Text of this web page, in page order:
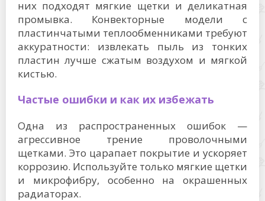
них подходят мягкие щетки и деликатная
промывка. Конвекторные модели с
пластинчатыми теплообменниками требуют
аккуратности: извлекать пыль из тонких
пластин лучше сжатым воздухом и мягкой
кистью.
Частые ошибки и как их избежать
Одна из распространенных ошибок —
агрессивное трение проволочными
щетками. Это царапает покрытие и ускоряет
коррозию. Используйте только мягкие щетки
и микрофибру, особенно на окрашенных
радиаторах.